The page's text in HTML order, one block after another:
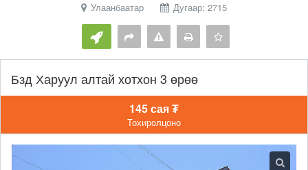
Улаанбаатар Дугаар: 2715
Бзд Харуул алтай хотхон 3 өрөө
145 сая ₮
Тохиролцоно